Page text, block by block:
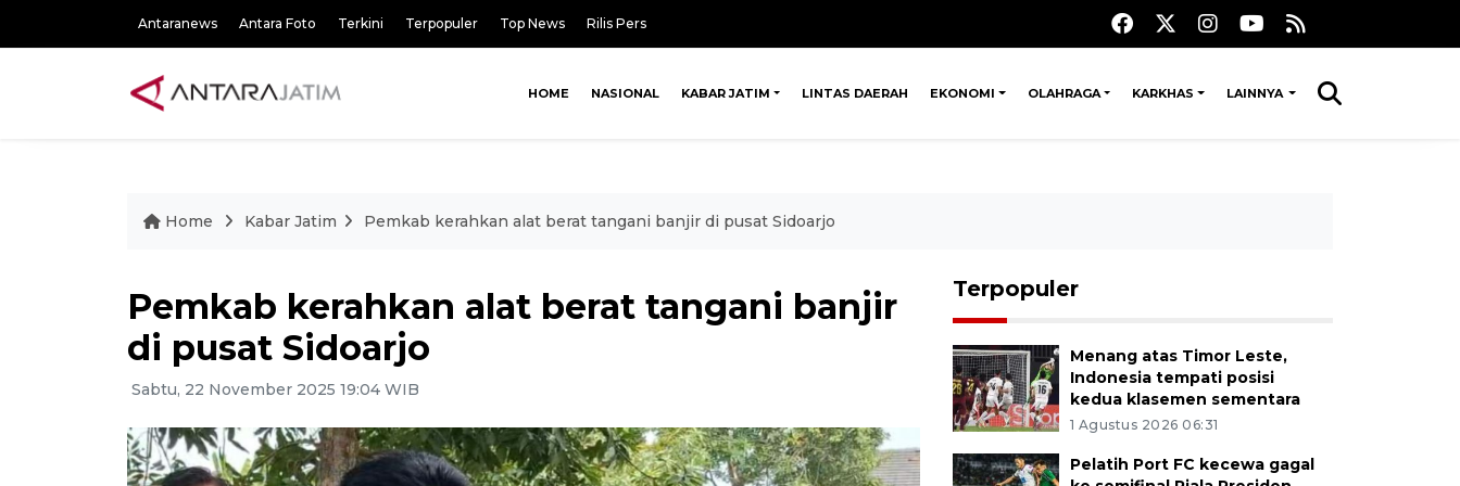
Antaranews Antara Foto Terkini Terpopuler Top News Rilis Pers
HOME NASIONAL KABAR JATIM LINTAS DAERAH EKONOMI OLAHRAGA KARKHAS LAINNYA
Home Kabar Jatim Pemkab kerahkan alat berat tangani banjir di pusat Sidoarjo
Pemkab kerahkan alat berat tangani banjir
di pusat Sidoarjo
Sabtu, 22 November 2025 19:04 WIB
Terpopuler
Menang atas Timor Leste,
Indonesia tempati posisi
kedua klasemen sementara
1 Agustus 2026 06:31
Pelatih Port FC kecewa gagal